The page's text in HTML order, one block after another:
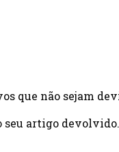
que não sejam
artigo